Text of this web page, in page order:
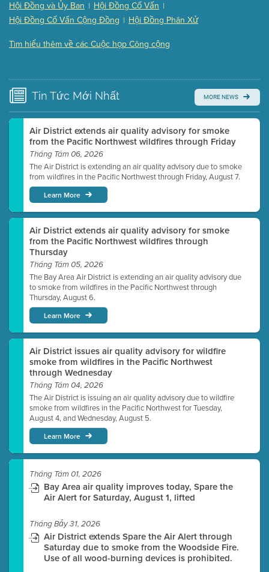
Presentation (Part 3 of 3) (168 Kb PDF , 3 pgs )
Meeting Details
Submit a comment
time.
Watch for real-time closed captioning with agenda
Learn more
Hội Đồng và Ủy Ban | Hội Đồng Cố Vấn |
Hội Đồng Cố Vấn Cộng Đồng | Hội Đồng Phân Xử
Tìm hiểu thêm về các Cuộc họp Công cộng
Tin Tức Mới Nhất MORE NEWS
Air District extends air quality advisory for smoke
from the Pacific Northwest wildfires through Friday
Tháng Tám 06, 2026
The Air District is extending an air quality advisory due to smoke
from wildfires in the Pacific Northwest through Friday, August 7.
Learn More
Air District extends air quality advisory for smoke
from the Pacific Northwest wildfires through
Thursday
Tháng Tám 05, 2026
The Bay Area Air District is extending an air quality advisory due
to smoke from wildfires in the Pacific Northwest through
Thursday, August 6.
Learn More
Air District issues air quality advisory for wildfire
smoke from wildfires in the Pacific Northwest
through Wednesday
Tháng Tám 04, 2026
The Air District is issuing an air quality advisory due to wildfire
smoke from wildfires in the Pacific Northwest for Tuesday,
August 4, and Wednesday, August 5.
Learn More
Tháng Tám 01, 2026
Bay Area air quality improves today, Spare the
Air Alert for Saturday, August 1, lifted
Tháng Bảy 31, 2026
Air District extends Spare the Air Alert through
Saturday due to smoke from the Woodside Fire.
Use of all wood-burning devices is prohibited.